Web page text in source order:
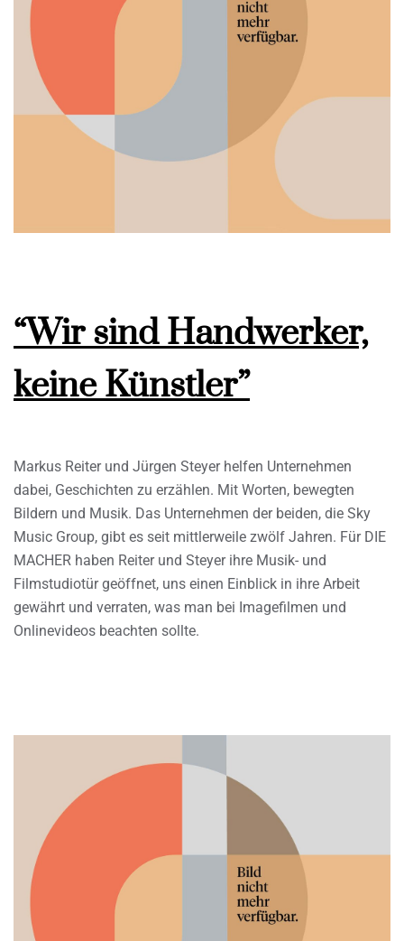
“Wir sind Handwerker,
keine Künstler”
Markus Reiter und Jürgen Steyer helfen Unternehmen
dabei, Geschichten zu erzählen. Mit Worten, bewegten
Bildern und Musik. Das Unternehmen der beiden, die Sky
Music Group, gibt es seit mittlerweile zwölf Jahren. Für DIE
MACHER haben Reiter und Steyer ihre Musik- und
Filmstudiotür geöffnet, uns einen Einblick in ihre Arbeit
gewährt und verraten, was man bei Imagefilmen und
Onlinevideos beachten sollte.